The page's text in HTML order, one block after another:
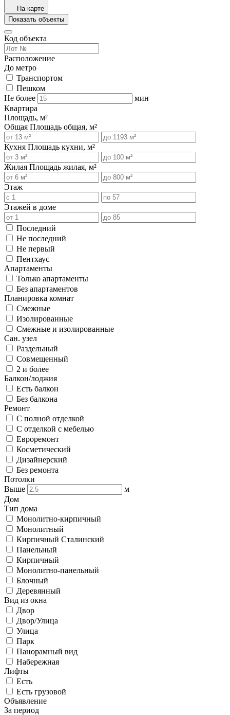
На карте
Показать объекты
Код объекта
Расположение
До метро
Транспортом
Пешком
Не более
мин
Квартира
Площадь, м²
Общая Площадь общая, м²
Кухня Площадь кухни, м²
Жилая Площадь жилая, м²
Этаж
Этажей в доме
Последний
Не последний
Не первый
Пентхаус
Апартаменты
Только апартаменты
Без апартаментов
Планировка комнат
Смежные
Изолированные
Смежные и изолированные
Сан. узел
Раздельный
Совмещенный
2 и более
Балкон/лоджия
Есть балкон
Без балкона
Ремонт
С полной отделкой
С отделкой с мебелью
Евроремонт
Косметический
Дизайнерский
Без ремонта
Потолки
Выше
м
Дом
Тип дома
Монолитно-кирпичный
Монолитный
Кирпичный Сталинский
Панельный
Кирпичный
Монолитно-панельный
Блочный
Деревянный
Вид из окна
Двор
Двор/Улица
Улица
Парк
Панорамный вид
Набережная
Лифты
Есть
Есть грузовой
Объявление
За период